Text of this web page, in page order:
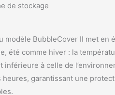
de stockage
modèle BubbleCover II met en
été comme hiver : la
inférieure à celle de
heures, garantissant une